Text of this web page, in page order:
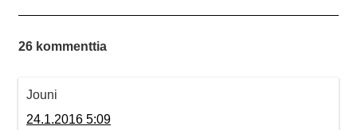
26 kommenttia
Jouni
24.1.2016 5:09